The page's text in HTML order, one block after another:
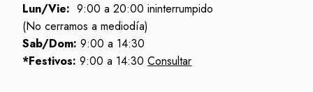
Lun/Vie: 9:00 a 20:00 ininterrumpido
(No cerramos a mediodía)
Sab/Dom: 9:00 a 14:30
*Festivos:9:00 a 14:30Consultar